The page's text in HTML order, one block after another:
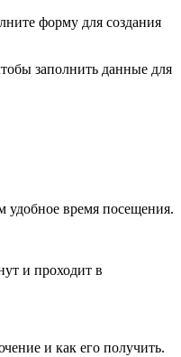
форму для создания
заполнить данные для
удобное время посещения.
и проходит в
и как его получить.